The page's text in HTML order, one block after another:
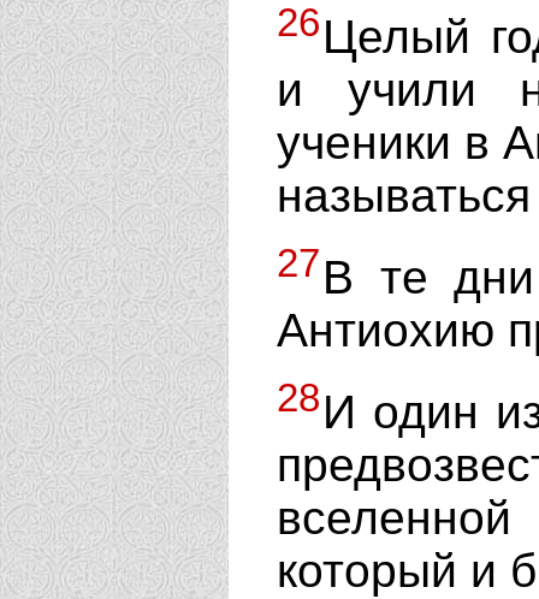
26Целый
и учили
ученики в
27В те
Антиохию
28И один
который и